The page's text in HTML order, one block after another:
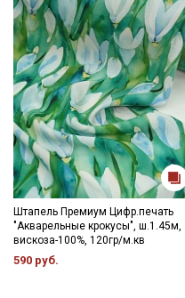
Штапель Премиум Цифр.печать
"Акварельные крокусы", ш.1.45м,
вискоза-100%, 120гр/м.кв
590 руб.